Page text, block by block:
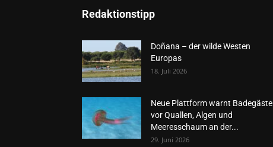
Redaktionstipp
Doñana – der wilde Westen
Europas
18. Juli 2026
Neue Plattform warnt Badegäste
vor Quallen, Algen und
Meeresschaum an der...
29. Juni 2026